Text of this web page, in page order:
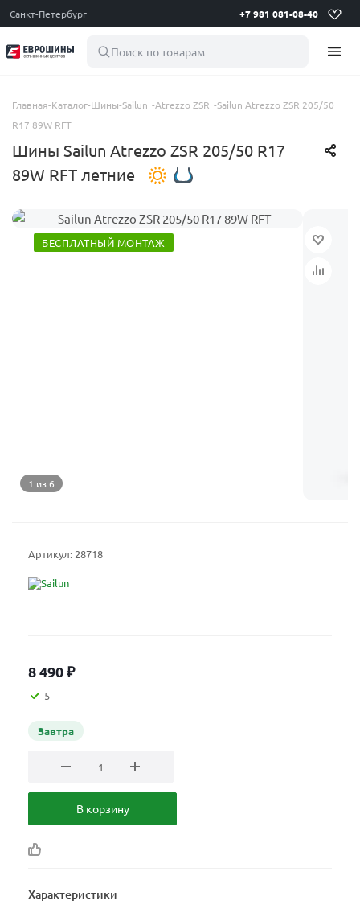
Санкт-Петербург +7 981 081-08-40
Поиск по товарам
Главная-Каталог-Шины-Sailun -Atrezzo ZSR -Sailun Atrezzo ZSR 205/50
R17 89W RFT
Шины Sailun Atrezzo ZSR 205/50 R17
89W RFT летние
БЕСПЛАТНЫЙ МОНТАЖ
1 из 6
Артикул: 28718
8 490₽
5
Завтра
В корзину
Характеристики